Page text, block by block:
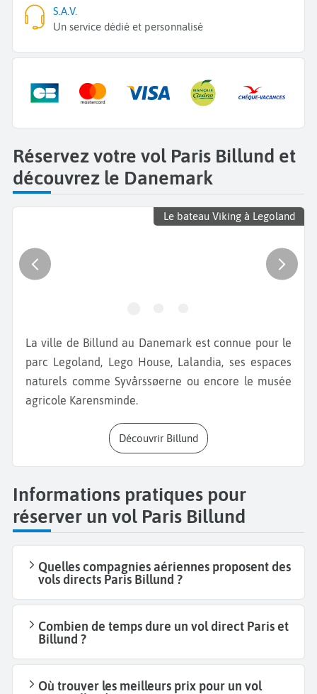
S.A.V.
Un service dédié et personnalisé
Réservez votre vol Paris Billund et
découvrez le Danemark
Le bateau Viking à Legoland
La ville de Billund au Danemark est connue pour le
parc Legoland, Lego House, Lalandia, ses espaces
naturels comme Syvårssøerne ou encore le musée
agricole Karensminde.
Découvrir Billund
Informations pratiques pour
réserver un vol Paris Billund
Quelles compagnies aériennes proposent des
vols directs Paris Billund ?
Combien de temps dure un vol direct Paris et
Billund ?
Où trouver les meilleurs prix pour un vol